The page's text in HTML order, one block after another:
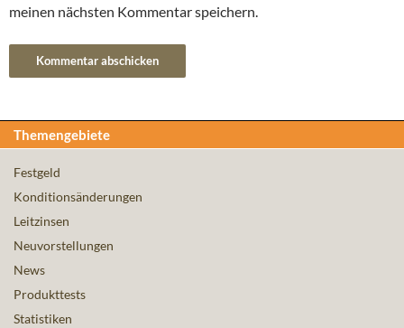
meinen nächsten Kommentar speichern.
Themengebiete
Festgeld
Konditionsänderungen
Leitzinsen
Neuvorstellungen
News
Produkttests
Statistiken